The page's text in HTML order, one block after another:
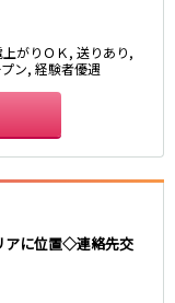
がりＯＫ, 送りあり,
ン, 経験者優遇
アに位置◇連絡先交
で設定